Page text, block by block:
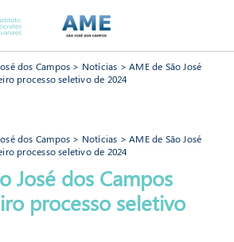
dos Campos > Notícias > AME de São José
processo seletivo de 2024
dos Campos > Notícias > AME de São José
processo seletivo de 2024
José dos Campos
processo seletivo
São José dos Campos